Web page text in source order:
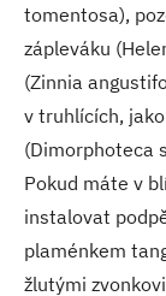
tomentosa),
zápleváku
(Zinnia
v truhlících,
(Dimorphoteca
Pokud máte v
instalovat
plaménkem
žlutými